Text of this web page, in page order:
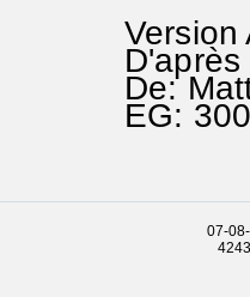
Version
De:
EG:
07-